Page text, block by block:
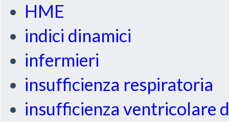
HME
indici dinamici
infermieri
insufficienza respiratoria
insufficienza ventricolare